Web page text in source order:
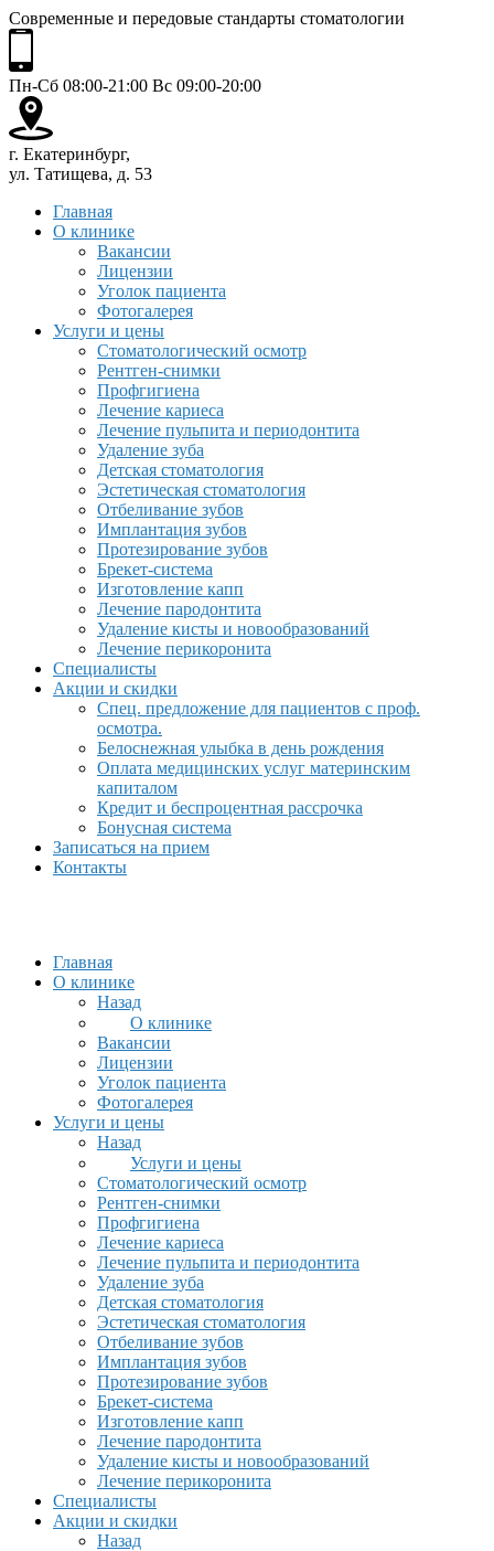
Современные и передовые стандарты стоматологии
Пн-Сб 08:00-21:00 Вс 09:00-20:00
г. Екатеринбург,
ул. Татищева, д. 53
Главная
О клинике
Вакансии
Лицензии
Уголок пациента
Фотогалерея
Услуги и цены
Стоматологический осмотр
Рентген-снимки
Профгигиена
Лечение кариеса
Лечение пульпита и периодонтита
Удаление зуба
Детская стоматология
Эстетическая стоматология
Отбеливание зубов
Имплантация зубов
Протезирование зубов
Брекет-система
Изготовление капп
Лечение пародонтита
Удаление кисты и новообразований
Лечение перикоронита
Специалисты
Акции и скидки
Спец. предложение для пациентов с проф.
осмотра.
Белоснежная улыбка в день рождения
Оплата медицинских услуг материнским
капиталом
Кредит и беспроцентная рассрочка
Бонусная система
Записаться на прием
Контакты
Главная
О клинике
Назад
О клинике
Вакансии
Лицензии
Уголок пациента
Фотогалерея
Услуги и цены
Назад
Услуги и цены
Стоматологический осмотр
Рентген-снимки
Профгигиена
Лечение кариеса
Лечение пульпита и периодонтита
Удаление зуба
Детская стоматология
Эстетическая стоматология
Отбеливание зубов
Имплантация зубов
Протезирование зубов
Брекет-система
Изготовление капп
Лечение пародонтита
Удаление кисты и новообразований
Лечение перикоронита
Специалисты
Акции и скидки
Назад